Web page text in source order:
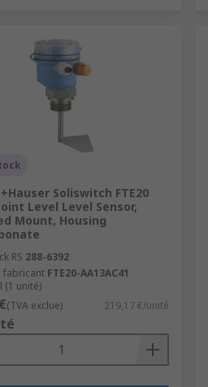
Soliswitch FTE20
Level Level Sensor,
Mount, Housing
RS 288-6392
fabricant FTE20-AA13AC41
(1 unité)
(TVA exclue) 219,17 €/unité